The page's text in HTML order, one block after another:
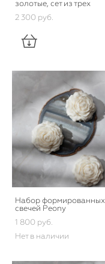
золотые, сет из трех
2 300 pуб.
Набор формированных
свечей Peony
1 800 pуб.
Нет в наличии